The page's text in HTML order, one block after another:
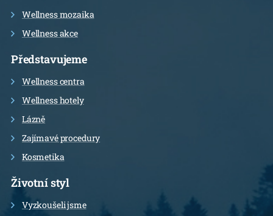
Wellness mozaika
Wellness akce
Představujeme
Wellness centra
Wellness hotely
Lázně
Zajímavé procedury
Kosmetika
Životní styl
Vyzkoušeli jsme